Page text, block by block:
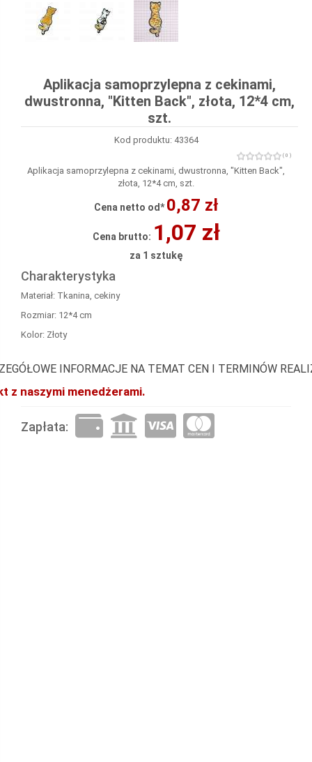
Aplikacja samoprzylepna z cekinami,
dwustronna, "Kitten Back", złota, 12*4 cm,
szt.
Kod produktu: 43364
( 0 )
Aplikacja samoprzylepna z cekinami, dwustronna, "Kitten Back",
złota, 12*4 cm, szt.
Cena netto od*0,87 zł
Cena brutto: 1,07 zł
za 1 sztukę
Charakterystyka
Materiał: Tkanina, cekiny
Rozmiar: 12*4 cm
Kolor: Złoty
INFORMACJE NA TEMAT CEN I TERMINÓW
z naszymi menedżerami.
Zapłata: